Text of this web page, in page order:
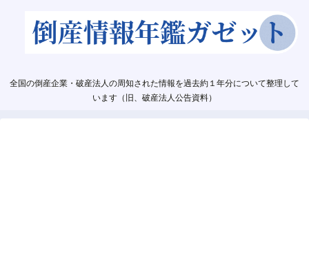
全国の倒産企業・破産法人の周知された情報を過去約１年分について整理して
います（旧、破産法人公告資料）